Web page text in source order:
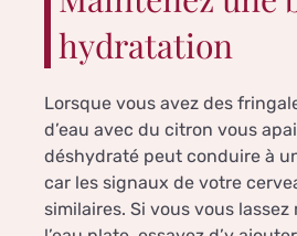
hydratation
Lorsque vous avez des
d’eau avec du citron vous
déshydraté peut conduire à
car les signaux de votre
similaires. Si vous vous